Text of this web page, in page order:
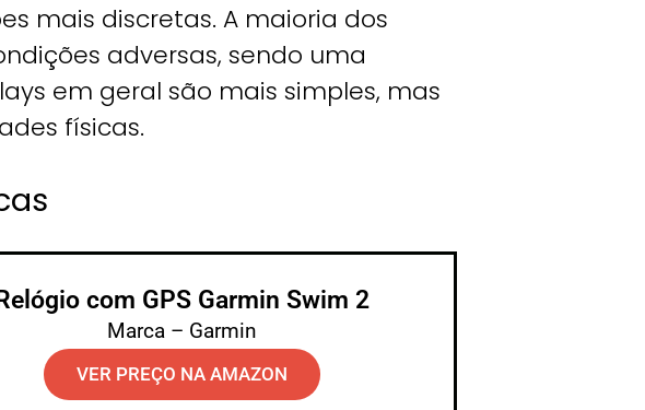
mais discretas. A maioria dos
adversas, sendo uma
em geral são mais simples, mas
físicas.
Relógio com GPS Garmin Swim 2
Marca – Garmin
VER PREÇO NA AMAZON